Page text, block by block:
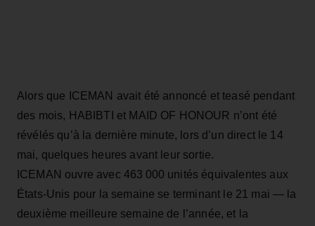
Alors que ICEMAN avait été annoncé et teasé pendant
des mois, HABIBTI et MAID OF HONOUR n’ont été
révélés qu’à la dernière minute, lors d’un direct le 14
mai, quelques heures avant leur sortie.
ICEMAN ouvre avec 463 000 unités équivalentes aux
États‑Unis pour la semaine se terminant le 21 mai — la
deuxième meilleure semaine de l’année, et la